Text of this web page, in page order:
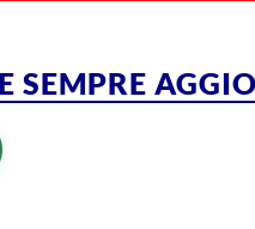
SEMPRE